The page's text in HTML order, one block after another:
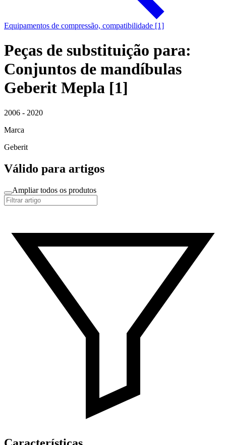
Equipamentos de compressão, compatibilidade [1]
Peças de substituição para:
Conjuntos de mandíbulas
Geberit Mepla [1]
2006 - 2020
Marca
Geberit
Válido para artigos
Ampliar todos os produtos